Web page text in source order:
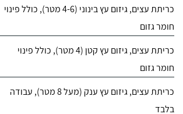
כריתת עצים, גיזום עץ בינוני (4-6 מטר), כולל פינוי
חומר גזום
כריתת עצים, גיזום עץ קטן (4 מטר), כולל פינוי
חומר גזום
כריתת עצים, גיזום עץ ענק (מעל 8 מטר), עבודה
בלבד